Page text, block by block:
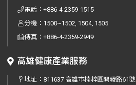
電話：+886-4-2359-1515
分機：1500~1502, 1504, 1505
傳真：+886-4-2359-2949
高雄健康產業服務
地址：811637 高雄市楠梓區開發路61號